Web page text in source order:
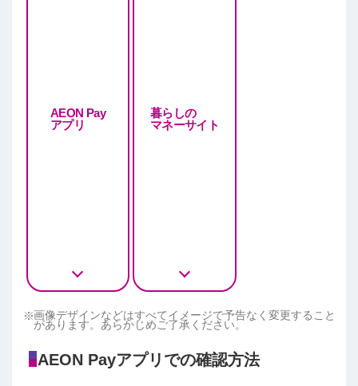
AEON Pay
アプリ
暮らしの
マネーサイト
画像デザインなどはすべてイメージで予告なく変更すること
があります。あらかじめご了承ください。
AEON Payアプリでの確認方法